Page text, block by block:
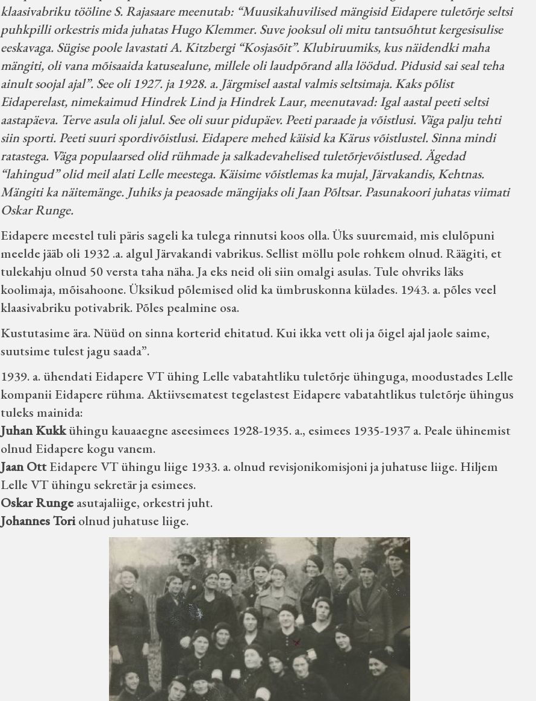
klaasivabriku tööline S. Rajasaare meenutab: “Muusikahuvilised mängisid Eidapere tuletõrje seltsi
puhkpilli orkestris mida juhatas Hugo Klemmer. Suve jooksul oli mitu tantsuõhtut kergesisulise
eeskavaga. Sügise poole lavastati A. Kitzbergi “Kosjasõit”. Klubiruumiks, kus näidendki maha
mängiti, oli vana mõisaaida katusealune, millele oli laudpõrand alla löödud. Pidusid sai seal teha
ainult soojal ajal”. See oli 1927. ja 1928. a. Järgmisel aastal valmis seltsimaja. Kaks põlist
Eidaperelast, nimekaimud Hindrek Lind ja Hindrek Laur, meenutavad: Igal aastal peeti seltsi
aastapäeva. Terve asula oli jalul. See oli suur pidupäev. Peeti paraade ja võistlusi. Väga palju tehti
siin sporti. Peeti suuri spordivõistlusi. Eidapere mehed käisid ka Kärus võistlustel. Sinna mindi
ratastega. Väga populaarsed olid rühmade ja salkadevahelised tuletõrjevõistlused. Ägedad
“lahingud” olid meil alati Lelle meestega. Käisime võistlemas ka mujal, Järvakandis, Kehtnas.
Mängiti ka näitemänge. Juhiks ja peaosade mängijaks oli Jaan Põltsar. Pasunakoori juhatas viimati
Oskar Runge.
Eidapere meestel tuli päris sageli ka tulega rinnutsi koos olla. Üks suuremaid, mis elulõpuni
meelde jääb oli 1932 .a. algul Järvakandi vabrikus. Sellist möllu pole rohkem olnud. Räägiti, et
tulekahju olnud 50 versta taha näha. Ja eks neid oli siin omalgi asulas. Tule ohvriks läks
koolimaja, mõisahoone. Üksikud põlemised olid ka ümbruskonna külades. 1943. a. põles veel
klaasivabriku potivabrik. Põles pealmine osa.
Kustutasime ära. Nüüd on sinna korterid ehitatud. Kui ikka vett oli ja õigel ajal jaole saime,
suutsime tulest jagu saada”.
1939. a. ühendati Eidapere VT ühing Lelle vabatahtliku tuletõrje ühinguga, moodustades Lelle
kompanii Eidapere rühma. Aktiivsematest tegelastest Eidapere vabatahtlikus tuletõrje ühingus
tuleks mainida:
Juhan Kukkühingu kauaaegne aseesimees 1928-1935. a., esimees 1935-1937 a. Peale ühinemist
olnud Eidapere kogu vanem.
Jaan OttEidapere VT ühingu liige 1933. a. olnud revisjonikomisjoni ja juhatuse liige. Hiljem
Lelle VT ühingu sekretär ja esimees.
Oskar Runge asutajaliige, orkestri juht.
Johannes Toriolnud juhatuse liige.